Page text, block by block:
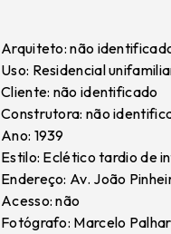
Arquiteto: não
Uso: Residencial
Cliente: não identificado
Construtora: não
Ano: 1939
Estilo: Eclético tardio de
Endereço: Av. João
Acesso: não
Fotógrafo: Marcelo